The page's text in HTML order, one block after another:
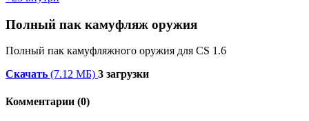
Полный пак камуфляж оружия
Полный пак камуфляжного оружия для CS 1.6
Скачать (7.12 МБ) 3 загрузки
Комментарии (0)